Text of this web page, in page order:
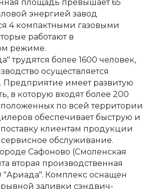
площадь превышает 65
энергией завод
4 компактными газовыми
работают в
режиме.
трудятся более 1600 человек,
осуществляется
Предприятие имеет развитую
в которую входят более 200
по всей территории
обеспечивает быструю и
клиентам продукции
обслуживание.
Сафоново (Смоленская
вторая производственная
Комплекс оснащен
заливки сэндвич-